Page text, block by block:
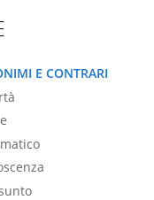
E CONTRARI